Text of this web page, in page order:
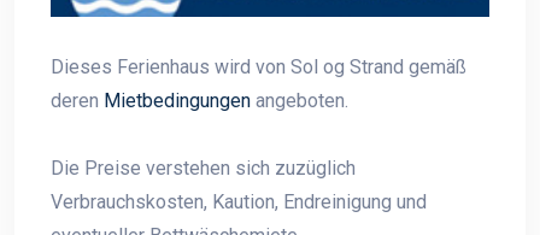
Dieses Ferienhaus wird von Sol og Strand gemäß
deren Mietbedingungen angeboten.
Die Preise verstehen sich zuzüglich
Verbrauchskosten, Kaution, Endreinigung und